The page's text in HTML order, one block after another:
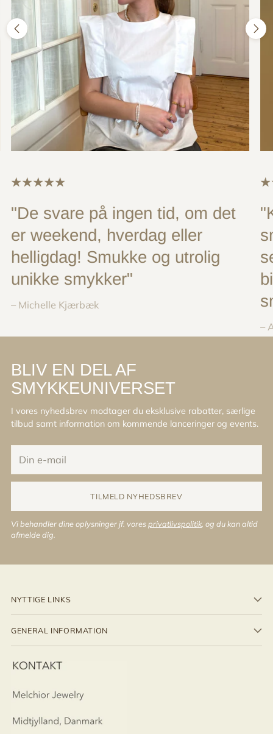
"De svare på ingen tid, om det
er weekend, hverdag eller
helligdag! Smukke og utrolig
unikke smykker"
– Michelle Kjærbæk
–
BLIV EN DEL AF
SMYKKEUNIVERSET
I vores nyhedsbrev modtager du eksklusive rabatter, særlige
tilbud samt information om kommende lanceringer og events.
e-
mail
TILMELD NYHEDSBREV
Vi behandler dine oplysninger jf. voresprivatlivspolitik , og du kan altid
afmelde dig.
NYTTIGE LINKS
GENERAL INFORMATION